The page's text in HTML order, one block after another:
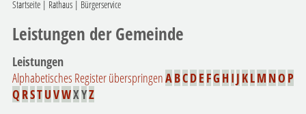
Startseite| Rathaus| Bürgerservice
Leistungen der Gemeinde
Leistungen
Alphabetisches Register überspringenABCDE FG H I J KLM NO P
Q RSTUVWXYZ